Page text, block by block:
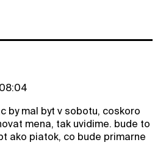
by mal byt v sobotu, coskoro
mena, tak uvidime. bude to
ako piatok, co bude primarne